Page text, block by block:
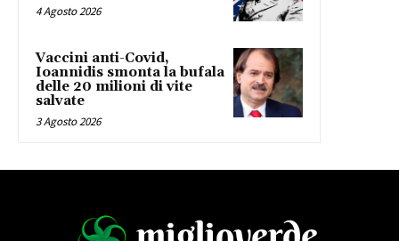
4 Agosto 2026
Vaccini anti-Covid,
Ioannidis smonta la bufala
delle 20 milioni di vite
salvate
3 Agosto 2026